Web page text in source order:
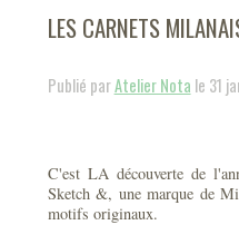
LES CARNETS
Publié parAtelier Nota le 31
C'est LA découverte de
Sketch &, une marque de
motifs originaux.